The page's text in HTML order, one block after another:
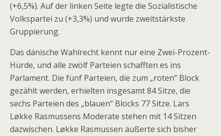
(+6,5%). Auf der linken Seite legte die Sozialistische
Volkspartei zu (+3,3%) und wurde zweitstärkste
Gruppierung.
Das dänische Wahlrecht kennt nur eine Zwei-Prozent-
Hürde, und alle zwölf Parteien schafften es ins
Parlament. Die fünf Parteien, die zum „roten“ Block
gezählt werden, erhielten insgesamt 84 Sitze, die
sechs Parteien des „blauen“ Blocks 77 Sitze. Lars
Løkke Rasmussens Moderate stehen mit 14 Sitzen
dazwischen. Løkke Rasmussen äußerte sich bisher